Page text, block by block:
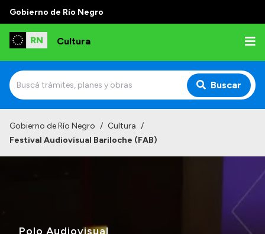
Gobierno de Río Negro
Cultura
Buscar
Gobierno de Río Negro / Cultura /
Festival Audiovisual Bariloche (FAB)
Polo Audiovisual